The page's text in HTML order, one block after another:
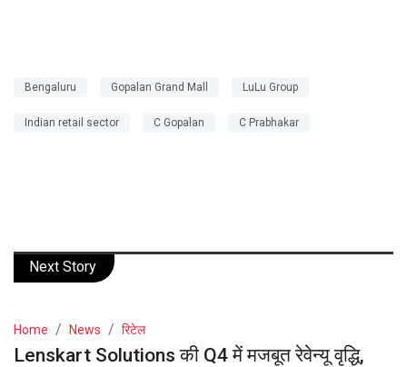
Bengaluru Gopalan Grand Mall LuLu Group
Indian retail sector C Gopalan C Prabhakar
Next Story
Home News रिटेल
Lenskart Solutions की Q4 में मजबूत रेवेन्यू वृद्धि,